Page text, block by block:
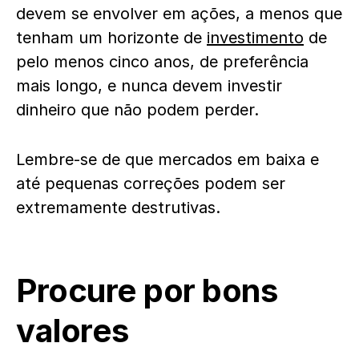
devem se envolver em ações, a menos que
tenham um horizonte de investimento de
pelo menos cinco anos, de preferência
mais longo, e nunca devem investir
dinheiro que não podem perder.
Lembre-se de que mercados em baixa e
até pequenas correções podem ser
extremamente destrutivas.
Procure por bons
valores